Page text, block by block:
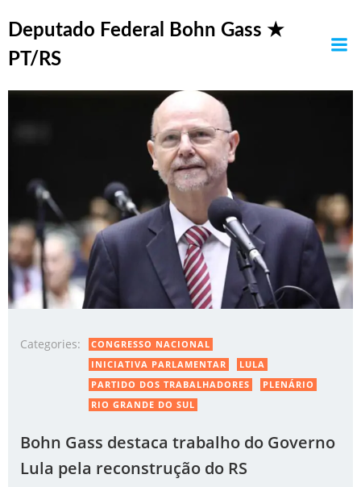
para
Deputado Federal Bohn Gass ★
PT/RS
Posts in chuvas
Categories:
CONGRESSO NACIONAL
INICIATIVA PARLAMENTAR
LULA
PARTIDO DOS TRABALHADORES
PLENÁRIO
RIO GRANDE DO SUL
Bohn Gass destaca trabalho do Governo
Lula pela reconstrução do RS